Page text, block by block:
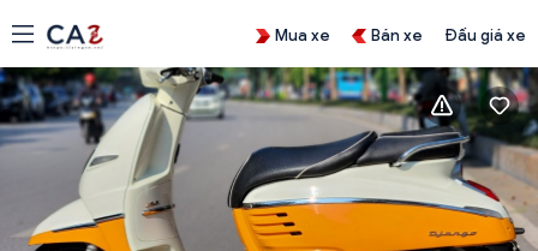
Mua xe Bán xe Đấu giá xe